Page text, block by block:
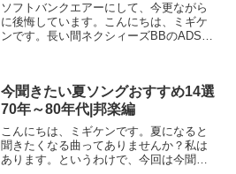
ソフトバンクエアーにして、今更ながら
に後悔しています。こんにちは、ミギケ
ンです。長い間ネクシィーズBBのADSL
いネクシィーズB...
今聞きたい夏ソングおすすめ14選
70年～80年代|邦楽編
こんにちは、ミギケンです。夏になると
聞きたくなる曲ってありませんか？私は
あります。というわけで、今回は今聞き